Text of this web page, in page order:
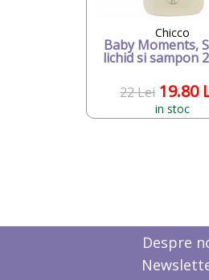
Chicco
Baby Moments,
lichid si sampon
22 Lei 19.80
in stoc
Despre